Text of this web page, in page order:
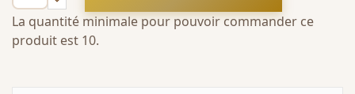
La quantité minimale pour pouvoir commander ce
produit est 10.